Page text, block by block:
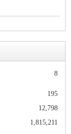
8
195
12,798
1,815,211